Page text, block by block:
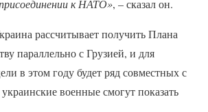
к НАТО», – сказал он.
рассчитывает получить Плана
параллельно с Грузией, и для
в этом году будет ряд совместных с
военные смогут показать